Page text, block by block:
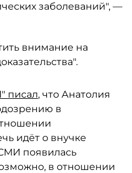
заболеваний", —
внимание на
писал, что Анатолия
в
идёт о внучке
появилась
в отношении